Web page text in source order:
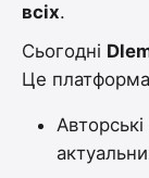
всіх.
Сьогодні
Це